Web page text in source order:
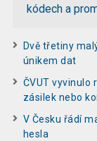
kódech a
Dvě třetiny
únikem dat
ČVUT vyvinulo
zásilek nebo
V Česku řádí
hesla